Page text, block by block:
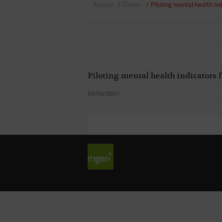
Piloting mental health
Piloting mental health indicators
05/08/2007